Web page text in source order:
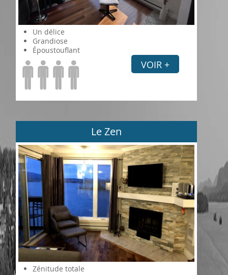
Un délice
Grandiose
Époustouflant
VOIR +
Le Zen
Zénitude totale